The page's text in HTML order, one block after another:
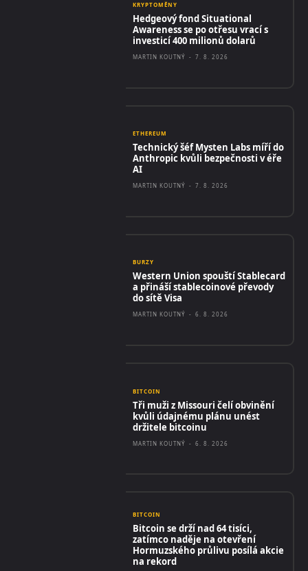
KRYPTOMĚNY
Hedgeový fond Situational
Awareness se po otřesu vrací s
investicí 400 milionů dolarů
MARTIN KOUTNÝ - 7. 8. 2026
ETHEREUM
Technický šéf Mysten Labs míří do
Anthropic kvůli bezpečnosti v éře
AI
MARTIN KOUTNÝ - 7. 8. 2026
BURZY
Western Union spouští Stablecard
a přináší stablecoinové převody
do sítě Visa
MARTIN KOUTNÝ - 6. 8. 2026
BITCOIN
Tři muži z Missouri čelí obvinění
kvůli údajnému plánu unést
držitele bitcoinu
MARTIN KOUTNÝ - 6. 8. 2026
BITCOIN
Bitcoin se drží nad 64 tisíci,
zatímco naděje na otevření
Hormuzského průlivu posílá akcie
na rekord